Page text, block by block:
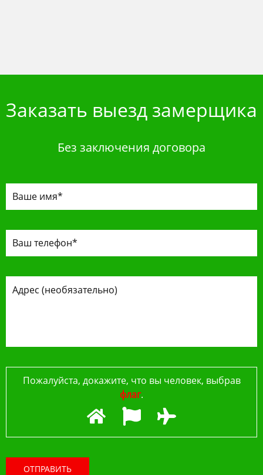
Заказать выезд замерщика
Без заключения договора
Пожалуйста, докажите, что вы человек, выбрав
флаг.
ОТПРАВИТЬ